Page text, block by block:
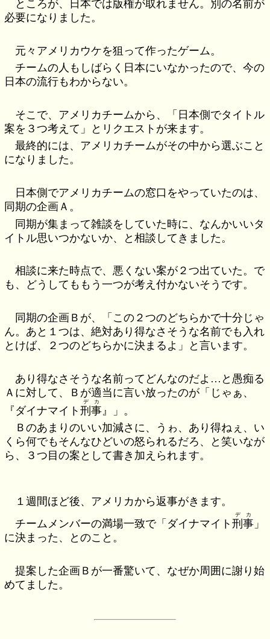
ところが、日本では版権が取れません。別の名前が
必要になりました。
元々アメリカウケを狙って作ったゲーム。
チームの人もしばらく日本にいなかったので、今の
日本の流行もわからない。
そこで、アメリカチームから、「日本側でタイトル
案を３つ考えて」とリクエストが来ます。
最終的には、アメリカチームがその中から選ぶこと
になりました。
日本側でアメリカチームの窓口をやっていたのは、
同期の企画Ａ。
同期が集まって雑談をしていた時に、なんかいいタ
イトル思いつかないか、と相談してきました。
相談に来た時点で、悪くない案が２つ出ていた。で
も、どうしてももう一つが考え付かないそうです。
同期の企画Ｂが、「この２つのどちらかで十分じゃ
ん。あと１つは、絶対あり得なさそうな名前でも入れ
とけば、２つのどちらかに決まるよ」と言います。
あり得なさそうな名前ってどんなのだよ…と愚痴る
Ａに対して、Ｂが適当に言い放ったのが「じゃぁ、
『ダイナマイト刑事
デカ
』」。
Ｂのあまりのいい加減さに、うゎ、あり得ねぇ、い
くら何でもそんなひどいの怒られるだろ、と笑いなが
ら、３つ目の案として書き加えられます。
１週間ほど後、アメリカから返事がきます。
チームメンバーの満場一致で「ダイナマイト刑事
デカ
」
に決まった、とのこと。
提案した企画Ｂが一番驚いて、なぜか周囲に謝り始
めてました。